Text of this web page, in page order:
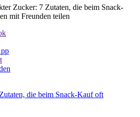
Zucker: 7 Zutaten, die beim Snack-
mit Freunden teilen